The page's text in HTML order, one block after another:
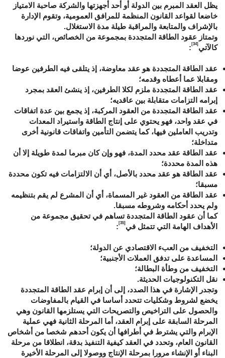
يظل العقد المبرم بين الدولة أو أحد أجهزتها والشركة صاحبة الامتياز
خاضعا لقواعد القانون المنظمة للمرافق العمومية، وتقوم الإدارة
بالإشراف والمتابعة والمراقبة طيلة مدة الاستغلال.
وتمتاز عقود الطاقة المتجددة بمجموعة من الخصائص، التي نوردها
كالآتي[34]
:
عقد الطاقة المتجددة هو عقد معاوضة، إذ يتلقى فيه الطرفين عوضا
ومقابلا عما أعطاه وقدمه؛
عقد الطاقة المتجددة ملزم لكلا الطرفين، إذ ينشئ العقد بمجرد
إبرامه التزامات متقابلة بين عاقديه؛
عقد الطاقة المتجددة من العقود المركبة، إذ يجمع بين عدة اتفاقات
في عقد واحد، فهو يحتوي على إنتاج الطاقة واستيراد المعدات
وتدريب العاملين فيها، كما يتضمن التأمين واتفاقات قانونية أخرى
متداخلة؛
عقد الطاقة عقد محدد المدة، فهو وإن كان مبرما لمدة طويلة إلا أن
هذه المدة محددة؛
عقد الطاقة هو عقد محدد بالأصل، أي أن الالتزامات فيه تكون محددة
مسبقا؛
عقد الطاقة من العقود غير المسماة، أي أن المشرع لم يقم بتنظيمه
ولم يحدد أحكامه وشروطه مسبقا.
كما أن عقود الطاقة المتجددة تساهم في تحقيق مجموعة من
الأهداف الهامة التي تتمثل في[35]
:
التخفيف من العبء الاقتصادي عن الدولة؛
المساعدة على تدفق العملات الأجنبية؛
التخفيف من وطأة البطالة؛
نقل التكنولوجيات الحديثة.
وتجدر الإشارة في هذا الصدد، إلى أن إبرام عقد الطاقة المتجددة
يخضع لشروط وشكليات تتحدد أساسا في القيام بالمفاوضات
والحصول على التراخيص والتصريحات التي يستلزمها القانون وهي
المرحلة السابقة على إبرام العقد، أما المرحلة الثانية فهي عملية
الإبرام والتي يشترط في أطرافها أن يكون أحدهم شخصا من أشخاص
القانون العام، وتحدد في العقد كيفية التنفيذ بدقة، انطلاقا من مرحلة
البناء أو الإنشاء مرورا بمرحلة الإنتاج ووصولا إلى المرحلة الأخيرة